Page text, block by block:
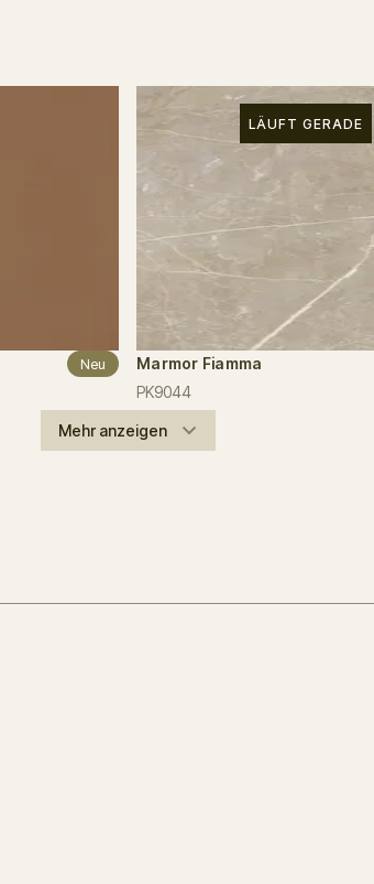
Neu
LÄUFT GERADE
Marmor Fiamma
PK9044
Mehr anzeigen